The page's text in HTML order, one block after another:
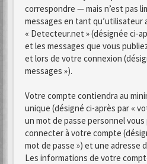
correspondre — mais n’est pas
messages en tant qu’utilisateur
« Detecteur.net » (désignée ci-
et les messages que vous
et lors de votre connexion
messages »).
Votre compte contiendra au
unique (désigné ci-après par «
un mot de passe personnel
connecter à votre compte
mot de passe ») et une adresse
Les informations de votre